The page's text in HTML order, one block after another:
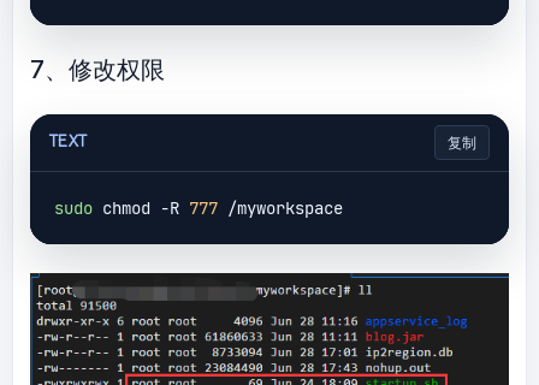
7、修改权限
TEXT 复制
sudo chmod -R 777